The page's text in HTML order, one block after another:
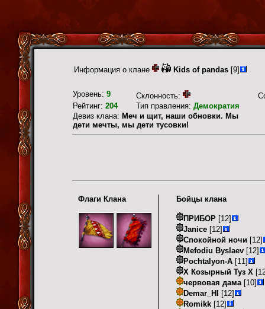
Информация о клане Kids of pandas [9]
Уровень: 9 Склонность:
Рейтинг: 204 Тип правления: Демократия
Девиз клана: Меч и щит, наши обновки. Мы
дети мечты, мы дети тусовки!
Флаги Клана Бойцы клана
ПРИБОР [12]
Janice [12]
Спокойной ночи [12]
Mefodiu Byslaev [12]
Pochtalyon-A [11]
Х Козырный Туз Х
червовая дама [10]
Demar_HI [12]
Romikk [12]